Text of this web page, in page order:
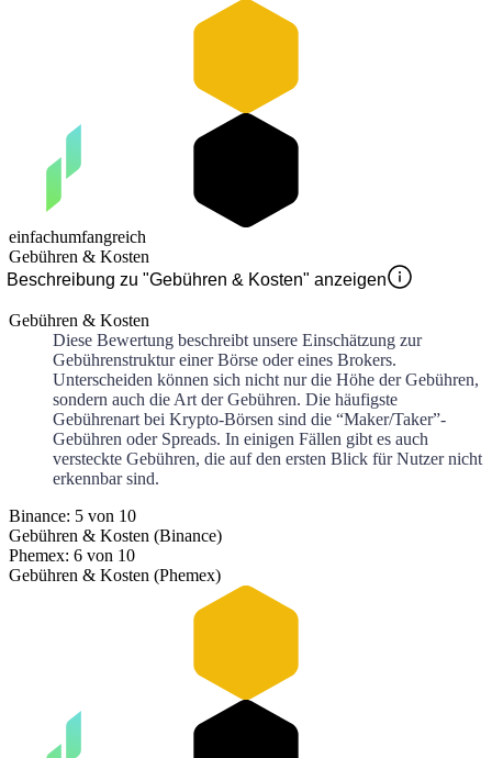
einfachumfangreich
Gebühren & Kosten
Beschreibung zu "Gebühren & Kosten" anzeigen
Gebühren & Kosten
Diese Bewertung beschreibt unsere Einschätzung zur
Gebührenstruktur einer Börse oder eines Brokers.
Unterscheiden können sich nicht nur die Höhe der Gebühren,
sondern auch die Art der Gebühren. Die häufigste
Gebührenart bei Krypto-Börsen sind die “Maker/Taker”-
Gebühren oder Spreads. In einigen Fällen gibt es auch
versteckte Gebühren, die auf den ersten Blick für Nutzer nicht
erkennbar sind.
Binance: 5 von 10
Gebühren & Kosten (Binance)
Phemex: 6 von 10
Gebühren & Kosten (Phemex)